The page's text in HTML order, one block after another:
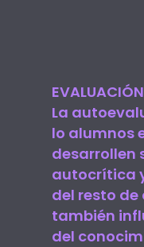
La
lo alumnos
desarrollen
autocrítica
del resto de
también
del